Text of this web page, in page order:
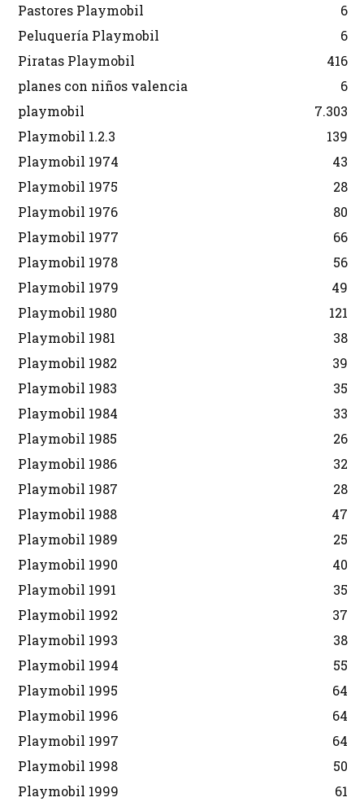
Pastores Playmobil
6
Peluquería Playmobil
6
Piratas Playmobil
416
planes con niños valencia
6
playmobil
7.303
Playmobil 1.2.3
139
Playmobil 1974
43
Playmobil 1975
28
Playmobil 1976
80
Playmobil 1977
66
Playmobil 1978
56
Playmobil 1979
49
Playmobil 1980
121
Playmobil 1981
38
Playmobil 1982
39
Playmobil 1983
35
Playmobil 1984
33
Playmobil 1985
26
Playmobil 1986
32
Playmobil 1987
28
Playmobil 1988
47
Playmobil 1989
25
Playmobil 1990
40
Playmobil 1991
35
Playmobil 1992
37
Playmobil 1993
38
Playmobil 1994
55
Playmobil 1995
64
Playmobil 1996
64
Playmobil 1997
64
Playmobil 1998
50
Playmobil 1999
61